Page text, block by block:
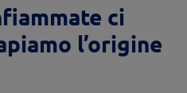
ci
l’origine